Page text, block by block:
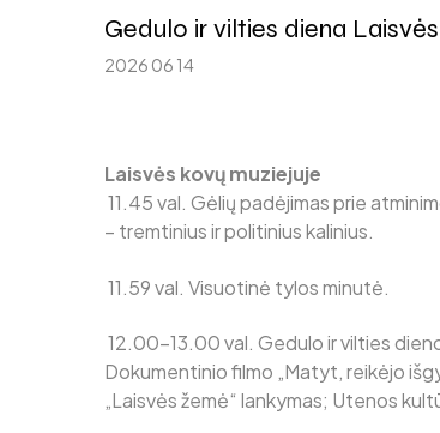
Gedulo ir vilties diena
2026 06 14
Laisvės kovų muziejuje
11.45 val. Gėlių padėjimas prie
– tremtinius ir politinius kalinius.
11.59 val. Visuotinė tylos minutė.
12.00–13.00 val. Gedulo ir vilties
Dokumentinio filmo „Matyt, reikėjo
„Laisvės žemė“ lankymas; Utenos